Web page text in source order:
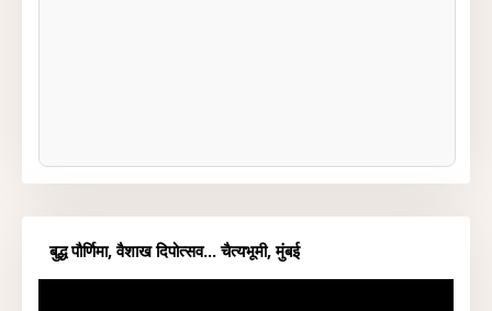
बुद्ध पौर्णिमा, वैशाख दिपोत्सव... चैत्यभूमी, मुंबई